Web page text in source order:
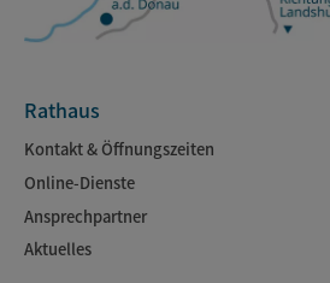
Rathaus
Kontakt & Öffnungszeiten
Online-Dienste
Ansprechpartner
Aktuelles